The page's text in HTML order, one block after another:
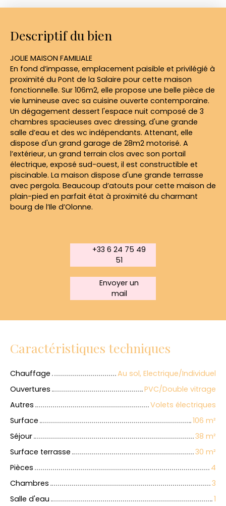
Descriptif du bien
JOLIE MAISON FAMILIALE
En fond d’impasse, emplacement paisible et privilégié à
proximité du Pont de la Salaire pour cette maison
fonctionnelle. Sur 106m2, elle propose une belle pièce de
vie lumineuse avec sa cuisine ouverte contemporaine.
Un dégagement dessert l'espace nuit composé de 3
chambres spacieuses avec dressing, d'une grande
salle d’eau et des wc indépendants. Attenant, elle
dispose d'un grand garage de 28m2 motorisé. A
l’extérieur, un grand terrain clos avec son portail
électrique, exposé sud-ouest, il est constructible et
piscinable. La maison dispose d'une grande terrasse
avec pergola. Beaucoup d’atouts pour cette maison de
plain-pied en parfait état à proximité du charmant
bourg de l’Ile d’Olonne.
+33 6 24 75 49
51
Envoyer un
mail
Caractéristiques techniques
Chauffage
Au sol, Electrique/Individuel
Ouvertures
PVC/Double vitrage
Autres
Volets électriques
Surface
106 m²
Séjour
38 m²
Surface terrasse
30 m²
Pièces
4
Chambres
3
Salle d'eau
1